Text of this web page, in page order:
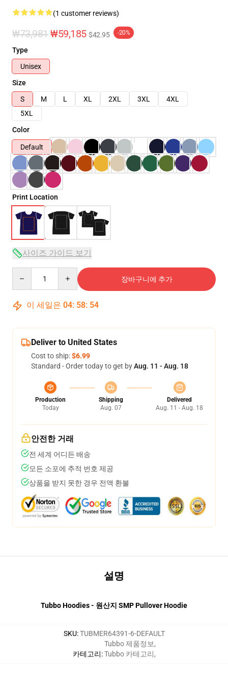
(1 customer reviews)
₩73,981 ₩59,185 $42.95 -20%
Type
Unisex
Size
S
M L XL 2XL 3XL
4XL
5XL
Color
Default
Print Location
사이즈 가이드 보기
장바구니에 추가
이 세일은 04: 58: 53
Deliver to United States
Cost to ship:$6.99
Standard - Order today to get byAug. 11 - Aug. 18
Production
Today
Shipping
Aug. 07
Delivered
Aug. 11 - Aug. 18
안전한 거래
전 세계 어디든 배송
모든 소포에 추적 번호 제공
상품을 받지 못한 경우 전액 환불
설명
Tubbo Hoodies - 원산지 SMP Pullover Hoodie
SKU:TUBMER64391-6-DEFAULT
카테고리:
Tubbo 제품정보,
Tubbo 카테고리,